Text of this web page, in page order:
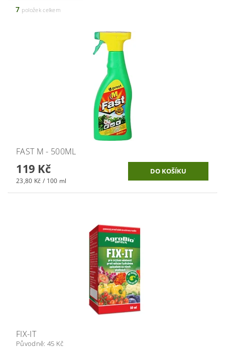
7 položek celkem
FAST M - 500ML
119 Kč
23,80 Kč / 100 ml
FIX-IT
Původně: 45 Kč